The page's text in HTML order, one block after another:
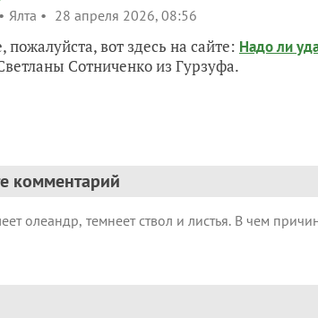
Ялта 28 апреля 2026, 08:56
вот здесь на сайте: Надо ли
Сотниченко из Гурзуфа.
комментарий